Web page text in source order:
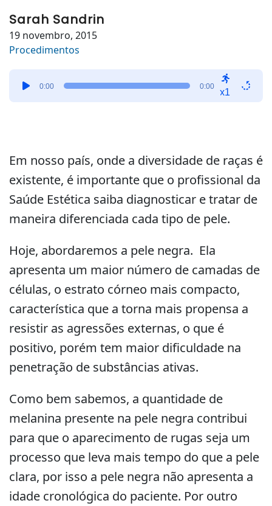
Sarah Sandrin
19 novembro, 2015
Procedimentos
0:00 0:00
x1
Em nosso país, onde a diversidade de raças é
existente, é importante que o profissional da
Saúde Estética saiba diagnosticar e tratar de
maneira diferenciada cada tipo de pele.
Hoje, abordaremos a pele negra. Ela
apresenta um maior número de camadas de
células, o estrato córneo mais compacto,
característica que a torna mais propensa a
resistir as agressões externas, o que é
positivo, porém tem maior dificuldade na
penetração de substâncias ativas.
Como bem sabemos, a quantidade de
melanina presente na pele negra contribui
para que o aparecimento de rugas seja um
processo que leva mais tempo do que a pele
clara, por isso a pele negra não apresenta a
idade cronológica do paciente. Por outro